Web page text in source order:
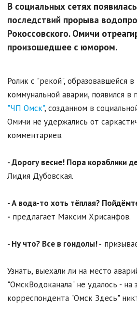
В социальных сетях
последствий прорыва
Рокоссовского. Омичи
произошедшее с юмором.
Ролик с "рекой", образовавшейся в
коммунальной аварии, появился в
"ЧП Омск", созданном в
Омичи не удержались от
комментариев.
- Дорогу весне! Пора кораблики
Лидия Дубовская.
- А вода-то хоть тёплая?
- предлагает Максим Хрисанфов.
- Ну что? Все в гондолы! -
Узнать, выехали ли на место
"ОмскВодоканала" не удалось - на
корреспондента "Омск Здесь"